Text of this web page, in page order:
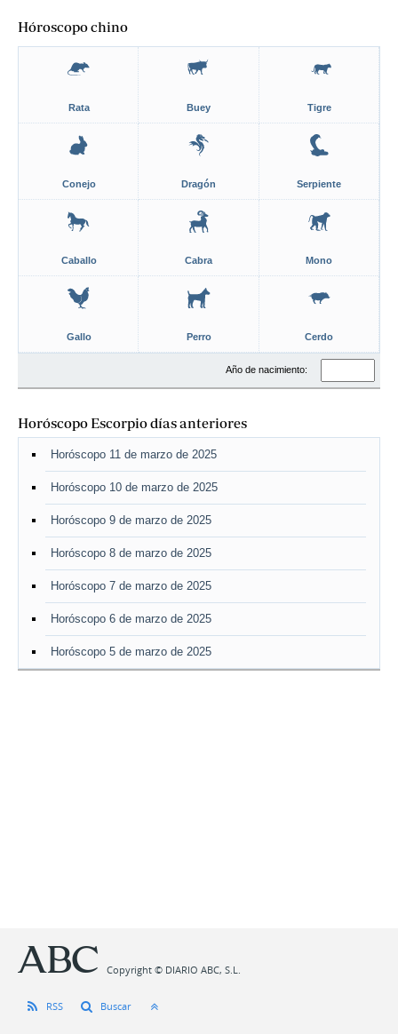
Hóroscopo chino
Rata Buey Tigre
Conejo Dragón Serpiente
Caballo Cabra Mono
Gallo Perro Cerdo
Año de nacimiento:
Horóscopo Escorpio días anteriores
Horóscopo 11 de marzo de 2025
Horóscopo 10 de marzo de 2025
Horóscopo 9 de marzo de 2025
Horóscopo 8 de marzo de 2025
Horóscopo 7 de marzo de 2025
Horóscopo 6 de marzo de 2025
Horóscopo 5 de marzo de 2025
Copyright © DIARIO ABC, S.L.
RSS Buscar